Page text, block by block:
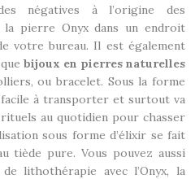
négatives à l’origine des
la pierre Onyx dans un endroit
votre bureau. Il est également
bijoux en pierres naturelles
ou bracelet. Sous la forme
facile à transporter et surtout va
au quotidien pour chasser
sous forme d’élixir se fait
tiède pure. Vous pouvez aussi
lithothérapie avec l’Onyx, la